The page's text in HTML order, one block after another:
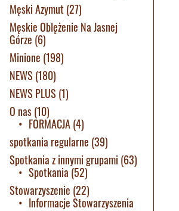
Męski Azymut (27)
Męskie Oblężenie Na Jasnej
Górze (6)
Minione (198)
NEWS (180)
NEWS PLUS (1)
O nas(10)
FORMACJA(4)
spotkania regularne (39)
Spotkania z innymi grupami (63)
Spotkania (52)
Stowarzyszenie (22)
Informacje Stowarzyszenia